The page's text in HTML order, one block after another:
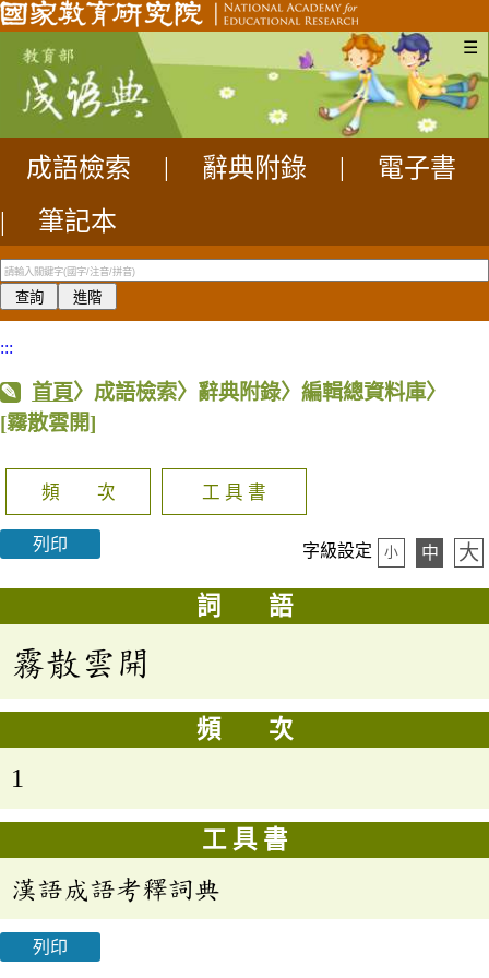
☰
成語檢索 辭典附錄
電子書
|
筆記本
:::
首頁〉成語檢索〉辭典附錄〉編輯總資料庫〉
[霧散雲開]
頻 次 工 具 書
列印 字級設定 小 中 大
詞 語
霧散雲開
頻 次
1
工 具 書
漢語成語考釋詞典
列印